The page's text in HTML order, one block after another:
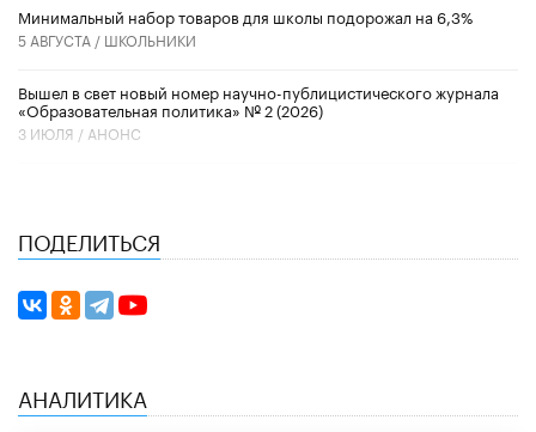
Минимальный набор товаров для школы подорожал на 6,3%
5 АВГУСТА / ШКОЛЬНИКИ
Вышел в свет новый номер научно-публицистического журнала
«Образовательная политика» № 2 (2026)
3 ИЮЛЯ / АНОНС
ПОДЕЛИТЬСЯ
АНАЛИТИКА